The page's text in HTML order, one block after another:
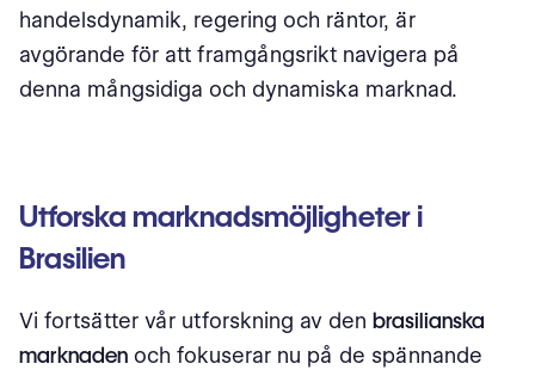
handelsdynamik, regering och räntor, är
avgörande för att framgångsrikt navigera på
denna mångsidiga och dynamiska marknad.
Utforska marknadsmöjligheter i
Brasilien
Vi fortsätter vår utforskning av den brasilianska
marknaden och fokuserar nu på de spännande